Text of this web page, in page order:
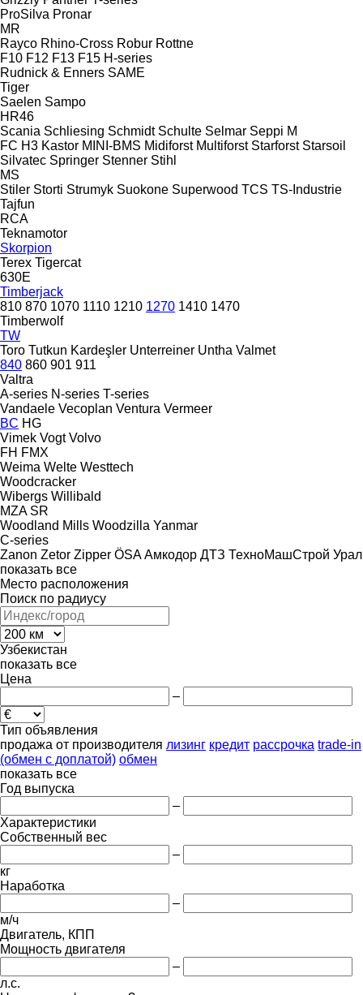
ProSilva Pronar
MR
Rayco Rhino-Cross Robur Rottne
F10 F12 F13 F15 H-series
Rudnick & Enners SAME
Tiger
Saelen Sampo
HR46
Scania Schliesing Schmidt Schulte Selmar Seppi M
FC H3 Kastor MINI-BMS Midiforst Multiforst Starforst Starsoil
Silvatec Springer Stenner Stihl
MS
Stiler Storti Strumyk Suokone Superwood TCS TS-Industrie
Tajfun
RCA
Teknamotor
Skorpion
Terex Tigercat
630E
Timberjack
810 870 1070 1110 1210 1270 1410 1470
Timberwolf
TW
Toro Tutkun Kardeşler Unterreiner Untha Valmet
840 860 901 911
Valtra
A-series N-series T-series
Vandaele Vecoplan Ventura Vermeer
BC HG
Vimek Vogt Volvo
FH FMX
Weima Welte Westtech
Woodcracker
Wibergs Willibald
MZA SR
Woodland Mills Woodzilla Yanmar
C-series
Zanon Zetor Zipper ÖSA Амкодор ДТЗ ТехноМашСтрой Урал
показать все
Место расположения
Поиск по радиусу
Узбекистан
показать все
Цена
–
Тип объявления
продажа от производителя лизинг кредит рассрочка trade-in
(обмен с доплатой) обмен
показать все
Год выпуска
–
Характеристики
Собственный вес
–
кг
Наработка
–
м/ч
Двигатель, КПП
Мощность двигателя
–
л.с.